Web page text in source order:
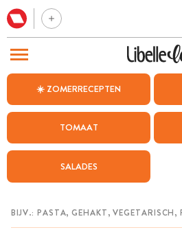
☀️ ZOMERRECEPTEN
TOMAAT
SALADES
BEZOEK ONZE ANDERE WEBSITES
WEEKMENU
CHAT MET MAIA
MIJN BEWAARDE RECEPTEN